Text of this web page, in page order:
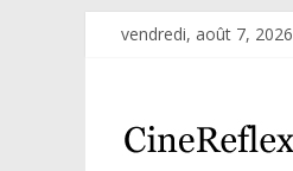
vendredi, août 7, 2026